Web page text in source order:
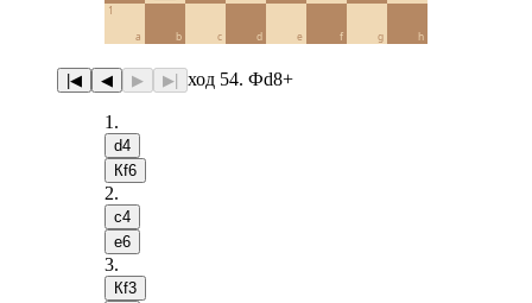
a b c d e f g h
1
|◀ ◀ ▶ ▶| ход 54. Фd8+
1 .
d4
Кf6
2.
c4
e6
3.
Кf3